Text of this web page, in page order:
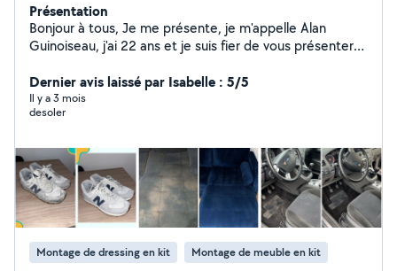
Présentation
Bonjour à tous, Je me présente, je m'appelle Alan
Guinoiseau, j'ai 22 ans et je suis fier de vous présenter
domicile. Je propose également du nettoyage de
canapé et de sneakers / chaussures à domicile.
Dernier avis laissé par Isabelle : 5/5
Il y a 3 mois
desoler
Montage de dressing en kit Montage de meuble en kit